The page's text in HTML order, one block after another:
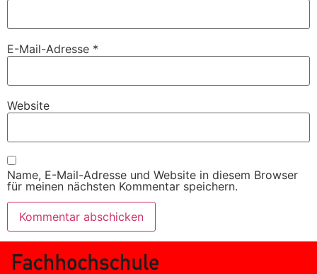
E-Mail-Adresse *
Website
Name, E-Mail-Adresse und Website in diesem Browser
für meinen nächsten Kommentar speichern.